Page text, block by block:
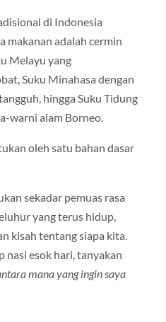
di Indonesia
makanan adalah cermin
Melayu yang
Suku Minahasa dengan
hingga Suku Tidung
warni alam Borneo.
oleh satu bahan dasar
sekadar pemuas rasa
yang terus hidup,
kisah tentang siapa kita.
nasi esok hari, tanyakan
mana yang ingin saya